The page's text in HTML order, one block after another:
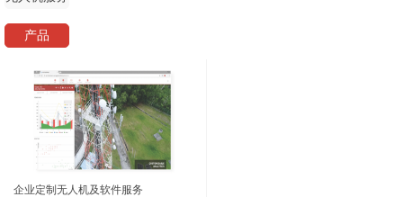
产品
企业定制无人机及软件服务